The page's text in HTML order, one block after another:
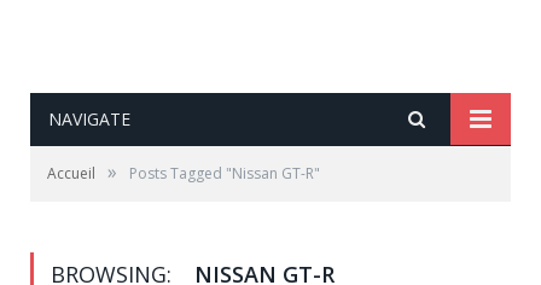
NAVIGATE
Accueil » Posts Tagged "Nissan GT-R"
BROWSING: NISSAN GT-R